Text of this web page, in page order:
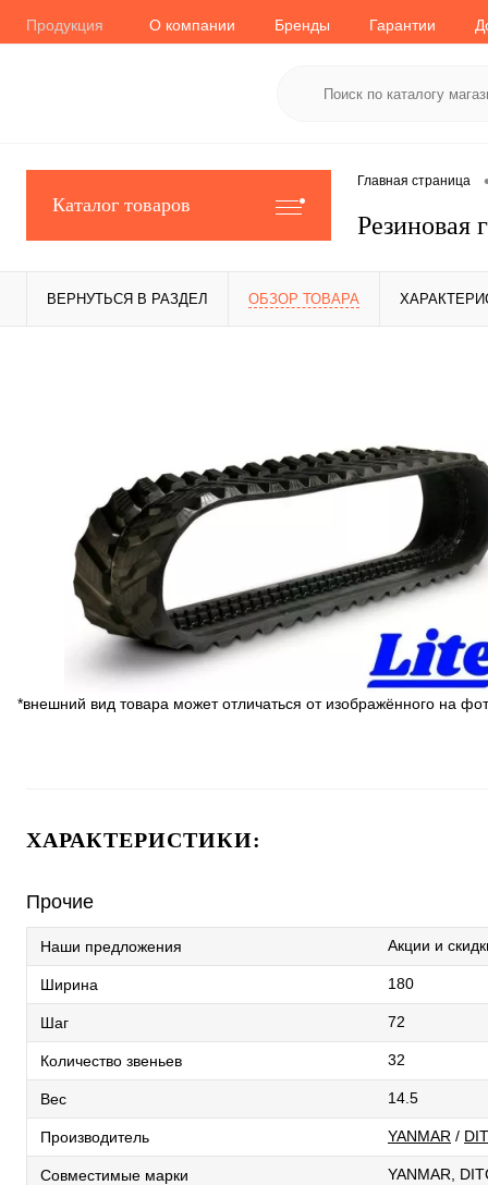
Продукция О компании Бренды Гарантии
Каталог товаров
Главная страница
Резиновая
ВЕРНУТЬСЯ В РАЗДЕЛ ОБЗОР ТОВАРА
*внешний вид товара может отличаться от изображённого на
ХАРАКТЕРИСТИКИ:
Прочие
Наши предложения Акции и
Ширина 180
Шаг 72
Количество звеньев 32
Вес 14.5
Производитель YANMAR /
Совместимые марки YANMAR,